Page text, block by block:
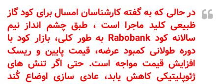
در حالی که به گفته کارشناسان امسال برای کود گاز
ظبیعی کلید ماجرا است ، طبق چشم ‌انداز نیم‌
سالانه کود Rabobank به‌ طور کلی، بازار کود با
دوره طولانی کمبود عرضه، قیمت پایین و ریسک
افزایش قیمت مواجه است. حتی اگر تنش ‌های
ژئوپلیتیکی کاهش یابد، عادی‌ سازی اوضاع کُند